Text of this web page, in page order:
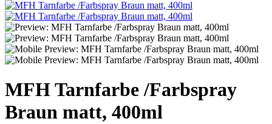
MFH Tarnfarbe /Farbspray
Braun matt, 400ml